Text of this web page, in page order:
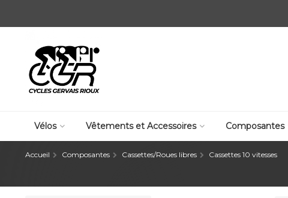
Vélos Vêtements et Accessoires Composantes
Accueil Composantes Cassettes/Roues libres Cassettes 10 vitesses